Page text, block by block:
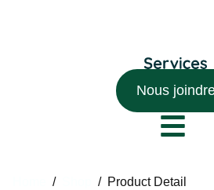
Nous
/ / Product Detail